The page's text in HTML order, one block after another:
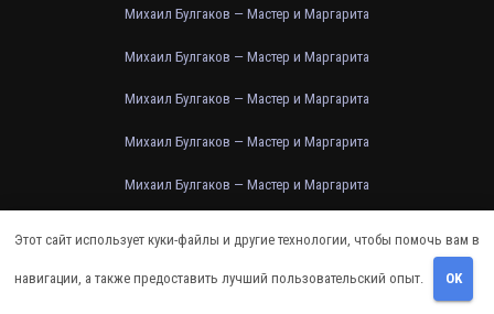
Михаил Булгаков — Мастер и Маргарита
Михаил Булгаков — Мастер и Маргарита
Михаил Булгаков — Мастер и Маргарита
Михаил Булгаков — Мастер и Маргарита
Михаил Булгаков — Мастер и Маргарита
Михаил Булгаков — Мастер и Маргарита
Этот сайт использует куки-файлы и другие технологии, чтобы помочь вам в
навигации, а также предоставить лучший пользовательский опыт. OK